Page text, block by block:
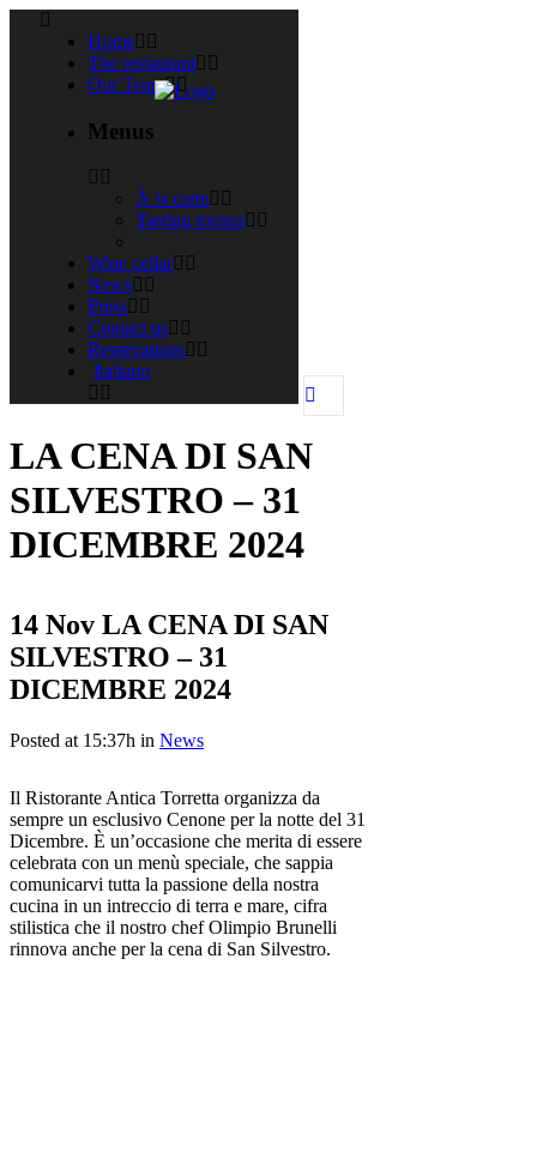
Home
The restaurant
Our Team
Menus
À la carte
Tasting menus
Wine cellar
News
Press
Contact us
Reservations
Italiano
LA CENA DI SAN
SILVESTRO – 31
DICEMBRE 2024
14 Nov LA CENA DI SAN
SILVESTRO – 31
DICEMBRE 2024
Posted at 15:37h in News
Il Ristorante Antica Torretta organizza da
sempre un esclusivo Cenone per la notte del 31
Dicembre. È un’occasione che merita di essere
celebrata con un menù speciale, che sappia
comunicarvi tutta la passione della nostra
cucina in un intreccio di terra e mare, cifra
stilistica che il nostro chef Olimpio Brunelli
rinnova anche per la cena di San Silvestro.